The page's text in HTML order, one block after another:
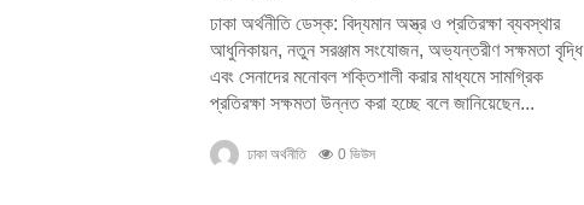
ঢাকা অর্থনীতি ডেস্ক: বিদ্যমান অস্ত্র ও প্রতিরক্ষা ব্যবস্থার
আধুনিকায়ন, নতুন সরঞ্জাম সংযোজন, অভ্যন্তরীণ সক্ষমতা বৃদ্ধি
এবং সেনাদের মনোবল শক্তিশালী করার মাধ্যমে সামগ্রিক
প্রতিরক্ষা সক্ষমতা উন্নত করা হচ্ছে বলে জানিয়েছেন...
ঢাকা অর্থনীতি 0 ভিউস